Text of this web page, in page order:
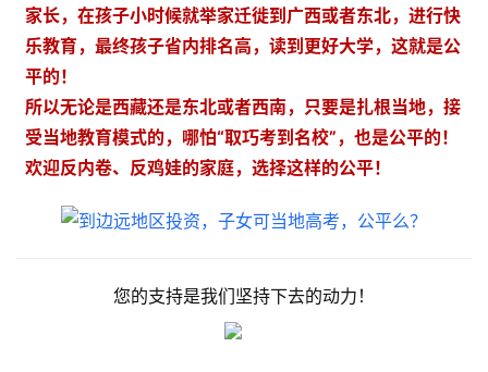
家长，在孩子小时候就举家迁徙到广西或者东北，进行快
乐教育，最终孩子省内排名高，读到更好大学，这就是公
平的！
所以无论是西藏还是东北或者西南，只要是扎根当地，接
受当地教育模式的，哪怕“取巧考到名校”，也是公平的！
欢迎反内卷、反鸡娃的家庭，选择这样的公平！
您的支持是我们坚持下去的动力！